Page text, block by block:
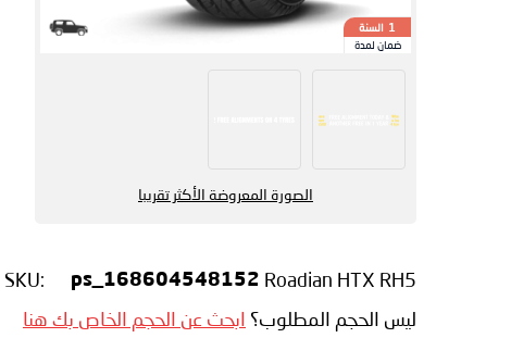
1 السنة
ضمان لمدة
الصورة المعروضة الأكثر تقريبا
SKU: ps_168604548152 Roadian HTX RH5
ليس الحجم المطلوب؟ ابحث عن الحجم الخاص بك هنا